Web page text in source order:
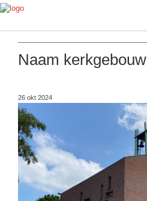
Naam kerkgebouw
26 okt 2024